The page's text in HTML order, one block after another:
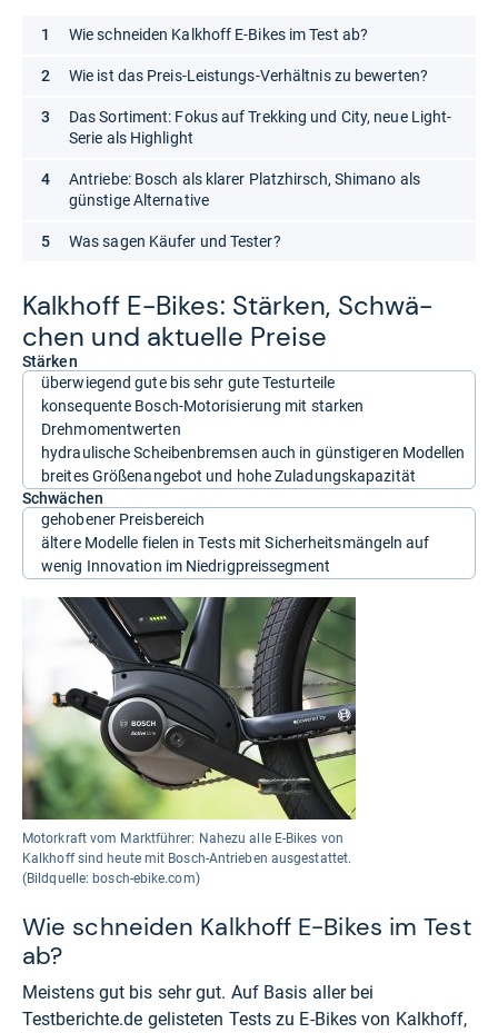
Kalk­hoff E-​Bikes: Stär­ken, Schwä­
chen und aktu­elle Preise
Stärken
überwiegend gute bis sehr gute Testurteile
konsequente Bosch-Motorisierung mit starken
Drehmomentwerten
hydraulische Scheibenbremsen auch in günstigeren Modellen
breites Größenangebot und hohe Zuladungskapazität
Schwächen
gehobener Preisbereich
ältere Modelle fielen in Tests mit Sicherheitsmängeln auf
wenig Innovation im Niedrigpreissegment
Motorkraft vom Marktführer: Nahezu alle E-Bikes von
Kalkhoff sind heute mit Bosch-Antrieben ausgestattet.
(Bildquelle: bosch-ebike.com)
Wie schneiden Kalkhoff E-Bikes im Test
ab?
Meistens gut bis sehr gut. Auf Basis aller bei
Testberichte.de gelisteten Tests zu E-Bikes von Kalkhoff,
Wie schneiden Kalkhoff E-Bikes im Test ab?
Wie ist das Preis-Leistungs-Verhältnis zu bewerten?
Das Sortiment: Fokus auf Trekking und City, neue Light-
Serie als Highlight
Antriebe: Bosch als klarer Platzhirsch, Shimano als
günstige Alternative
Was sagen Käufer und Tester?